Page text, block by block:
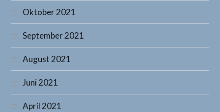
Oktober 2021
September 2021
August 2021
Juni 2021
April 2021